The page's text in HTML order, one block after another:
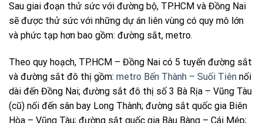
Sau giai đoạn thử sức với đường bộ, TP.HCM và Đồng Nai
sẽ được thử sức với những dự án liên vùng có quy mô lớn
và phức tạp hơn bao gồm: đường sắt, metro.
Theo quy hoạch, TP.HCM – Đồng Nai có 5 tuyến đường sắt
và đường sắt đô thị gồm: metro Bến Thành – Suối Tiên nối
dài đến Đồng Nai; đường sắt đô thị số 3 Bà Rịa – Vũng Tàu
(cũ) nối đến sân bay Long Thành; đường sắt quốc gia Biên
Hòa – Vũng Tàu; đường sắt quốc gia Bàu Bàng – Cái Mép;